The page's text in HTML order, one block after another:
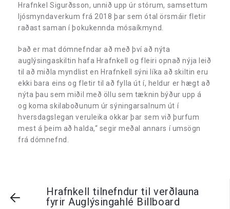
Hrafnkel Sigurðsson, unnið upp úr stórum, samsettum
ljósmyndaverkum frá 2018 þar sem ótal örsmáir fletir
raðast saman í þokukennda mósaíkmynd.
Það er mat dómnefndar að með því að nýta
auglýsingaskiltin hafa Hrafnkell og fleiri opnað nýja leið
til að miðla myndlist en Hrafnkell sýni líka að skiltin eru
ekki bara eins og fletir til að fylla út í, heldur er hægt að
nýta þau sem miðil með öllu sem tæknin býður upp á
og koma skilaboðunum úr sýningarsalnum út í
hversdagslegan veruleika okkar þar sem við þurfum
mest á þeim að halda,“ segir meðal annars í umsögn
frá dómnefnd.
Hrafnkell tilnefndur til verðlauna
fyrir Auglýsingahlé Billboard